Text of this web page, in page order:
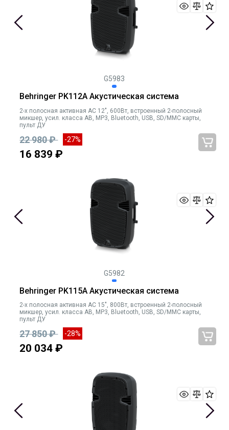
G5983
Behringer PK112A Акустическая система
2-х полосная активная АС 12", 600Вт, встроенный 2-полосный
микшер, усил. класса AB, MP3, Bluetooth, USB, SD/MMC карты,
пульт ДУ
22 980 ₽ -27%
16 839 ₽
G5982
Behringer PK115A Акустическая система
2-х полосная активная АС 15", 800Вт, встроенный 2-полосный
микшер, усил. класса AB, MP3, Bluetooth, USB, SD/MMC карты,
пульт ДУ
27 850 ₽ -28%
20 034 ₽